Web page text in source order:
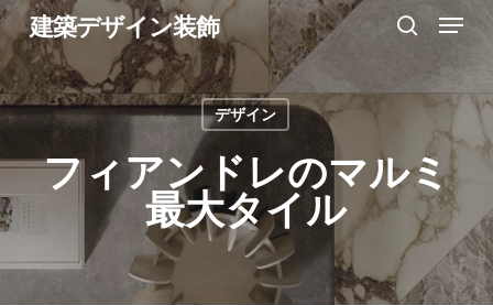
Skip
to
main
content
建築デザイン装飾 Menu
デザイン
フィアンドレのマルミ
最大タイル
Close
Menu